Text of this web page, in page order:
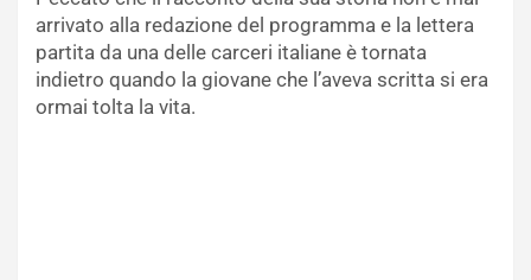
arrivato alla redazione del programma e la lettera
partita da una delle carceri italiane è tornata
indietro quando la giovane che l’aveva scritta si era
ormai tolta la vita.